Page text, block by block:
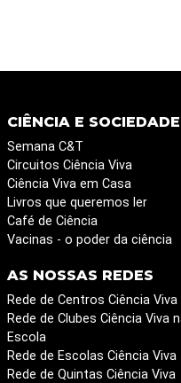
CIÊNCIA E SOCIEDADE
Semana C&T
Circuitos Ciência Viva
Ciência Viva em Casa
Livros que queremos ler
Café de Ciência
Vacinas - o poder da ciência
AS NOSSAS REDES
Rede de Centros Ciência Viva
Rede de Clubes Ciência Viva
Escola
Rede de Escolas Ciência Viva
Rede de Quintas Ciência Viva